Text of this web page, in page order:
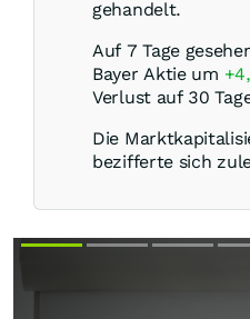
gehandelt.
Auf 7 Tage
Bayer Aktie um
Verlust auf 30
Die
bezifferte sich